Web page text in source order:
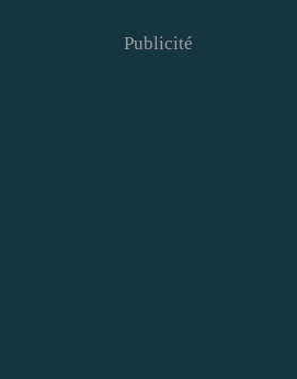
Publicité